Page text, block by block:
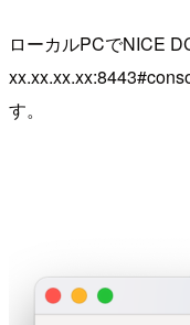
ローカルPCでNICE
す。